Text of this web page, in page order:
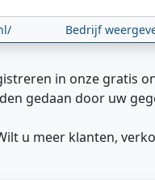
Bedrijf
in onze gratis
gedaan door uw
u meer klanten,